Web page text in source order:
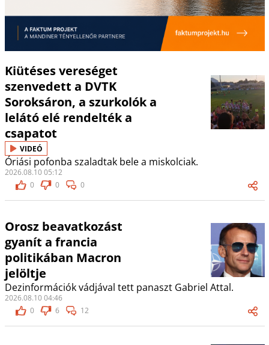
Kiütéses vereséget
szenvedett a DVTK
Soroksáron, a szurkolók a
lelátó elé rendelték a
csapatot
VIDEÓ
Óriási pofonba szaladtak bele a miskolciak.
2026.08.10 05:12
0
0 0
Orosz beavatkozást
gyanít a francia
politikában Macron
jelöltje
Dezinformációk vádjával tett panaszt Gabriel Attal.
2026.08.10 04:46
0
6 12